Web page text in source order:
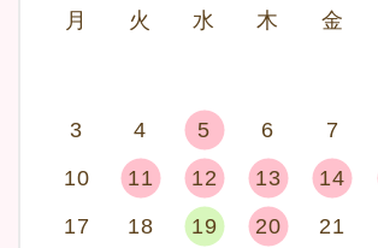
月 火 水 木 金
3
4 5 6 7
10
11 12 13 14
17
18 19 20 21